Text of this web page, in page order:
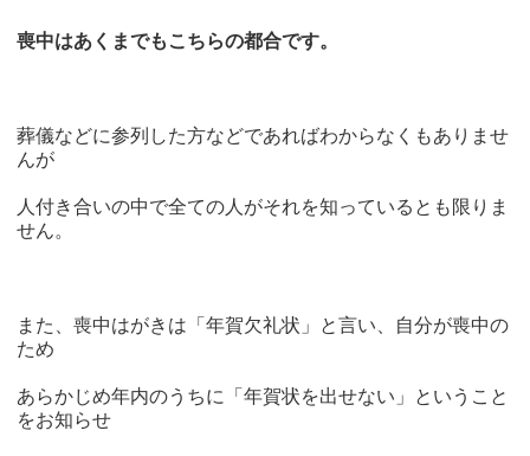
喪中はあくまでもこちらの都合です。
葬儀などに参列した方などであればわからなくもありませ
んが
人付き合いの中で全ての人がそれを知っているとも限りま
せん。
また、喪中はがきは「年賀欠礼状」と言い、自分が喪中の
ため
あらかじめ年内のうちに「年賀状を出せない」ということ
をお知らせ